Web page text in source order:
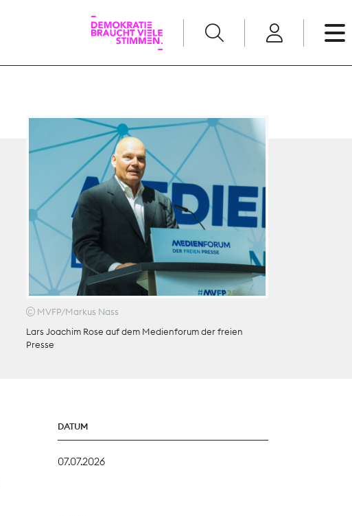
Kommunikation
Medienpolitik
Nachwuchs
Award Pressefreiheit
Recht
MVFP/Markus Nass
Lars Joachim Rose auf dem Medienforum der freien
Presse
DATUM
07.07.2026